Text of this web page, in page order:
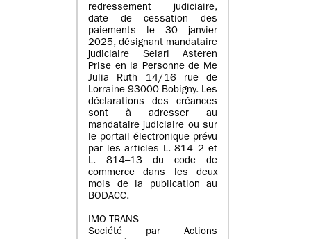
redressement judiciaire,
date de cessation des
paiements le 30 janvier
2025, désignant mandataire
judiciaire Selarl Asteren
Prise en la Personne de Me
Julia Ruth 14/16 rue de
Lorraine 93000 Bobigny. Les
déclarations des créances
sont à adresser au
mandataire judiciaire ou sur
le portail électronique prévu
par les articles L. 814–2 et
L. 814–13 du code de
commerce dans les deux
mois de la publication au
BODACC.
IMO TRANS
Société par Actions